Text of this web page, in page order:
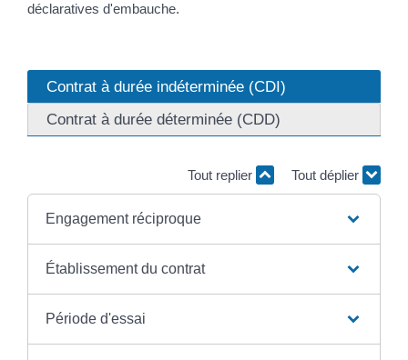
déclaratives d'embauche.
Contrat à durée indéterminée (CDI)
Contrat à durée déterminée (CDD)
Tout replier Tout déplier
Engagement réciproque
Établissement du contrat
Période d'essai